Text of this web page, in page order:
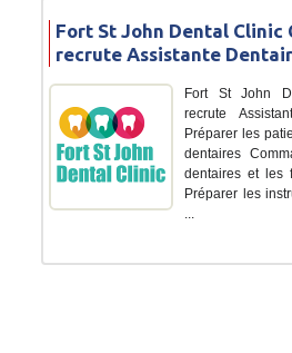
Fort St John Dental Clinic
recrute Assistante
Fort St John
recrute
Préparer les
dentaires
dentaires et les
Préparer les